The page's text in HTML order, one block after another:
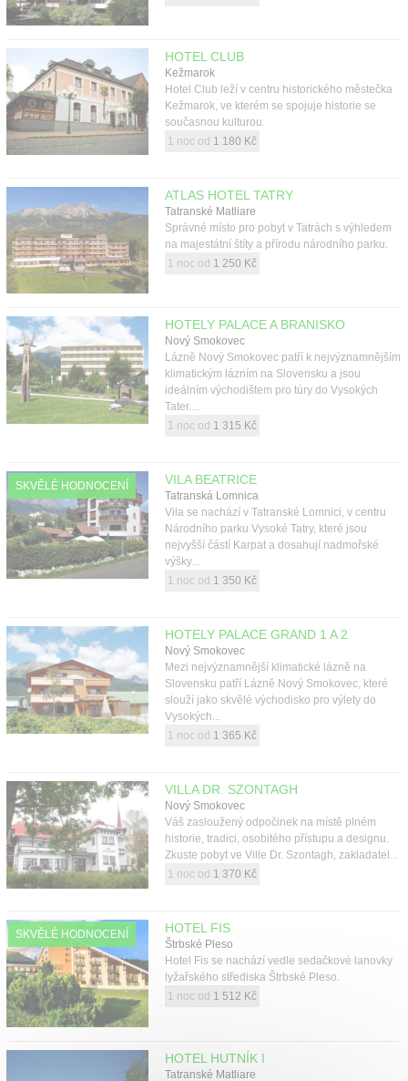
HOTEL CLUB
Kežmarok
Hotel Club leží v centru historického městečka
Kežmarok, ve kterém se spojuje historie se
současnou kulturou.
1 noc od 1 180 Kč
ATLAS HOTEL TATRY
Tatranské Matliare
Správné místo pro pobyt v Tatrách s výhledem
na majestátní štíty a přírodu národního parku.
1 noc od 1 250 Kč
HOTELY PALACE A BRANISKO
Nový Smokovec
Lázně Nový Smokovec patří k nejvýznamnějším
klimatickým lázním na Slovensku a jsou
ideálním východištem pro túry do Vysokých
Tater....
1 noc od 1 315 Kč
SKVĚLÉ HODNOCENÍ VILA BEATRICE
Tatranská Lomnica
Vila se nachází v Tatranské Lomnici, v centru
Národního parku Vysoké Tatry, které jsou
nejvyšší částí Karpat a dosahují nadmořské
výšky...
1 noc od 1 350 Kč
HOTELY PALACE GRAND 1 A 2
Nový Smokovec
Mezi nejvýznamnější klimatické lázně na
Slovensku patří Lázně Nový Smokovec, které
slouží jako skvělé východisko pro výlety do
Vysokých...
1 noc od 1 365 Kč
VILLA DR. SZONTAGH
Nový Smokovec
Váš zasloužený odpočinek na místě plném
historie, tradici, osobitého přístupu a designu.
Zkuste pobyt ve Ville Dr. Szontagh, zakladatel...
1 noc od 1 370 Kč
SKVĚLÉ HODNOCENÍ HOTEL FIS
Štrbské Pleso
Hotel Fis se nachází vedle sedačkové lanovky
lyžařského střediska Štrbské Pleso.
1 noc od 1 512 Kč
HOTEL HUTNÍK I
Tatranské Matliare